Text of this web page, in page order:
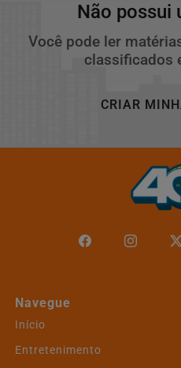
Não possui
Você pode ler
classificados
CRIAR
Navegue
Início
Entretenimento